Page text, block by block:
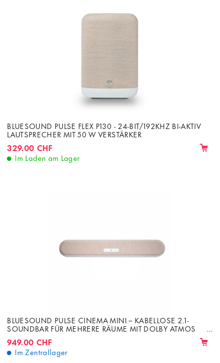
BLUESOUND PULSE FLEX P130 - 24-BIT/192KHZ BI-AKTIV
LAUTSPRECHER MIT 50 W VERSTÄRKER
329.00 CHF
Im Laden am Lager
BLUESOUND PULSE CINEMA MINI – KABELLOSE 2.1-
SOUNDBAR FÜR MEHRERE RÄUME MIT DOLBY ATMOS
949.00 CHF
Im Zentrallager